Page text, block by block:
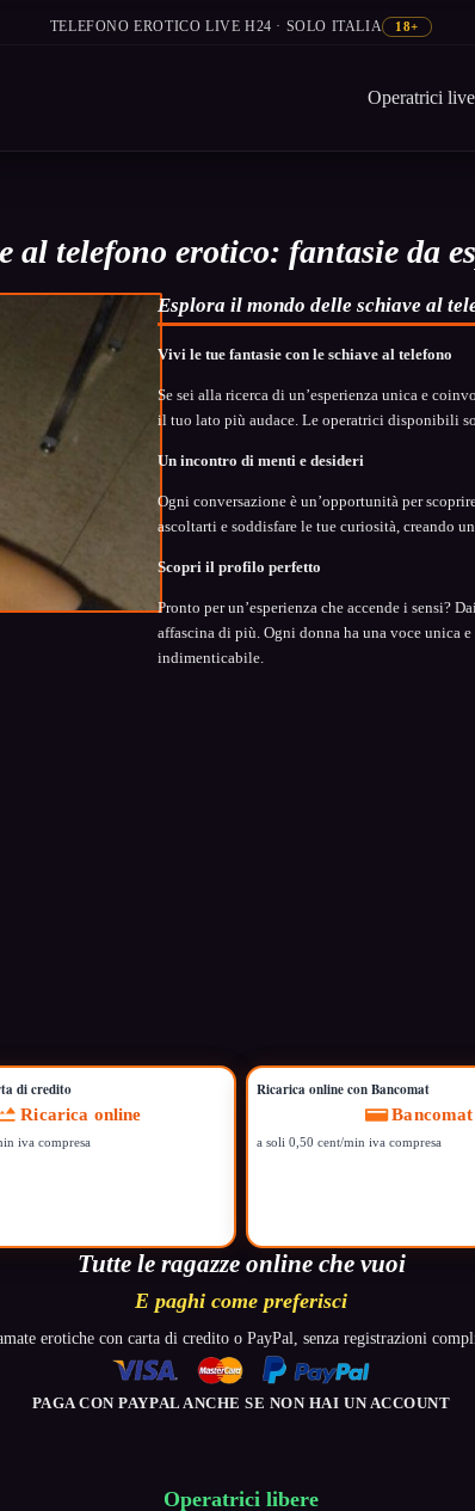
TELEFONO EROTICO LIVE H24 · SOLO ITALIA 18+
Operatrici live
al telefono erotico: fantasie da
Esplora il mondo delle schiave al
Vivi le tue fantasie con le schiave al telefono
Se sei alla ricerca di un’esperienza unica e
il tuo lato più audace. Le operatrici disponibili
Un incontro di menti e desideri
Ogni conversazione è un’opportunità per
ascoltarti e soddisfare le tue curiosità, creando
Scopri il profilo perfetto
Pronto per un’esperienza che accende i sensi?
affascina di più. Ogni donna ha una voce unica
indimenticabile.
di credito
Ricarica online
iva compresa
Ricarica online con Bancomat
Bancomat
a soli 0,50 cent/min iva compresa
Tutte le ragazze online che vuoi
E paghi come preferisci
erotiche con carta di credito o PayPal, senza registrazioni
PAGA CON PAYPAL ANCHE SE NON HAI UN ACCOUNT
Operatrici libere